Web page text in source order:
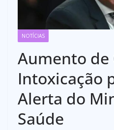
NOTÍCIAS
Aumento de
Intoxicação
Alerta do
Saúde